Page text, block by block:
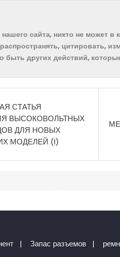
сайта, никто не может
цитировать,
быть других действий,
СТАТЬЯ
ВЫСОКОВОЛЬТНЫХ
ДЛЯ НОВЫХ
МОДЕЛЕЙ (I)
| Запас разъемов |